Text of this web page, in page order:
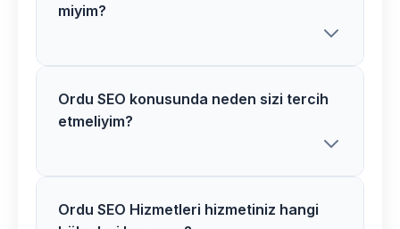
özelliklerine göre belirlenir. Detaylı
miyim?
Kesinlikle! Aybastı bölgesindeki tüm SEO
müşterilerimize 1 yıl ücretsiz destek ve
Ordu SEO konusunda neden sizi tercih
etmeliyim?
Ordu bölgesinde SEO alanında uzman
Ordu SEO Hizmetleri hizmetiniz hangi